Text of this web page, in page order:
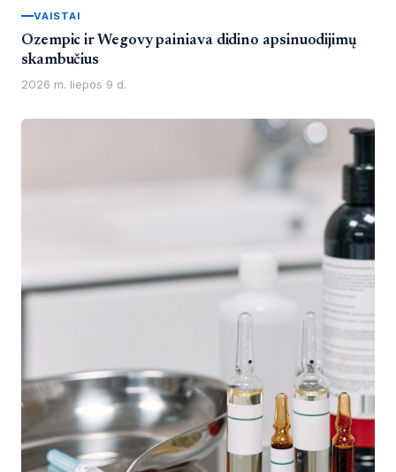
VAISTAI
Ozempic ir Wegovy painiava didino apsinuodijimų
skambučius
2026 m. liepos 9 d.